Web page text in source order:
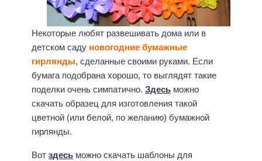
Некоторые любят развешивать дома или в
детском саду новогодние бумажные
гирлянды, сделанные своими руками. Если
бумага подобрана хорошо, то выглядят такие
поделки очень симпатично. Здесь можно
скачать образец для изготовления такой
цветной (или белой, по желанию) бумажной
гирлянды.
Вот здесь можно скачать шаблоны для